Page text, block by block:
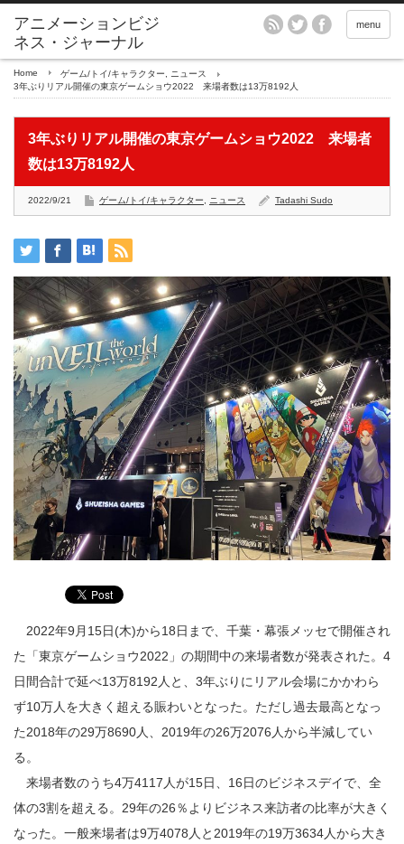
アニメーションビジ
ネス・ジャーナル
menu
Home ゲーム/トイ/キャラクター
ニュース
3年ぶりリアル開催の東京ゲームショウ2022 来場者数は13万8192人
3年ぶりリアル開催の東京ゲームショウ2022 来場者
数は13万8192人
2022/9/21 ゲーム/トイ/キャラクター ニュース Tadashi Sudo
2022年9月15日(木)から18日まで、千葉・幕張メッセで開催され
た「東京ゲームショウ2022」の期間中の来場者数が発表された。4
日間合計で延べ13万8192人と、3年ぶりにリアル会場にかかわら
ず10万人を大きく超える賑わいとなった。ただし過去最高となっ
た2018年の29万8690人、2019年の26万2076人から半減してい
る。
来場者数のうち4万4117人が15日、16日のビジネスデイで、全
体の3割を超える。29年の26％よりビジネス来訪者の比率が大きく
なった。一般来場者は9万4078人と2019年の19万3634人から大き